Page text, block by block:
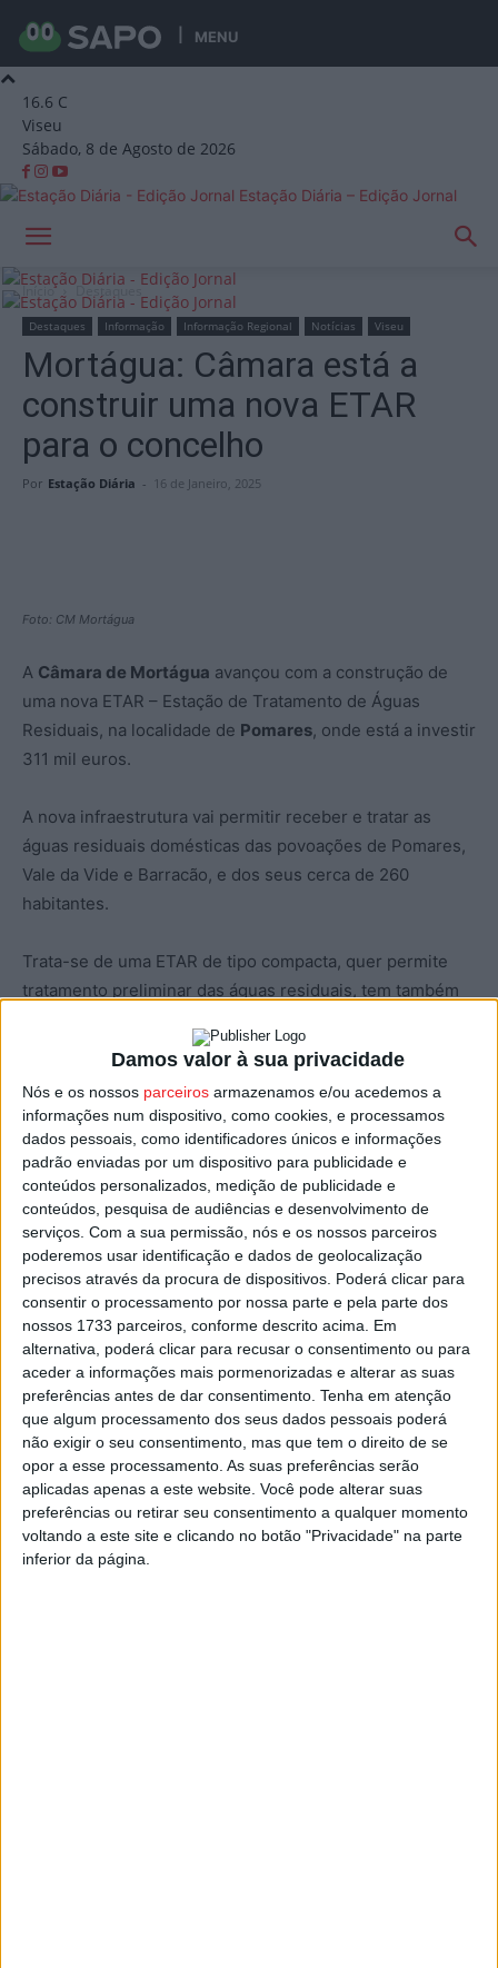
Damos valor à sua privacidade
Nós e os nossos parceiros armazenamos e/ou acedemos a
informações num dispositivo, como cookies, e processamos
dados pessoais, como identificadores únicos e informações
padrão enviadas por um dispositivo para publicidade e
conteúdos personalizados, medição de publicidade e
conteúdos, pesquisa de audiências e desenvolvimento de
serviços. Com a sua permissão, nós e os nossos parceiros
poderemos usar identificação e dados de geolocalização
precisos através da procura de dispositivos. Poderá clicar para
consentir o processamento por nossa parte e pela parte dos
nossos 1733 parceiros, conforme descrito acima. Em
alternativa, poderá clicar para recusar o consentimento ou para
aceder a informações mais pormenorizadas e alterar as suas
preferências antes de dar consentimento. Tenha em atenção
que algum processamento dos seus dados pessoais poderá
não exigir o seu consentimento, mas que tem o direito de se
opor a esse processamento. As suas preferências serão
aplicadas apenas a este website. Você pode alterar suas
preferências ou retirar seu consentimento a qualquer momento
voltando a este site e clicando no botão "Privacidade" na parte
inferior da página.
MENU
16.6 C
Viseu
Sábado, 8 de Agosto de 2026
Estação Diária – Edição Jornal
Início Destaques
Destaques Informação Informação Regional Notícias Viseu
Mortágua: Câmara está a
construir uma nova ETAR
para o concelho
Por Estação Diária - 16 de Janeiro, 2025
Foto: CM Mortágua
A Câmara de Mortágua avançou com a construção de
uma nova ETAR – Estação de Tratamento de Águas
Residuais, na localidade de Pomares, onde está a investir
311 mil euros.
A nova infraestrutura vai permitir receber e tratar as
águas residuais domésticas das povoações de Pomares,
Vale da Vide e Barracão, e dos seus cerca de 260
habitantes.
Trata-se de uma ETAR de tipo compacta, quer permite
tratamento preliminar das águas residuais, tem também
lamas ativadas.
Além desta nova ETAR de Pomares, a Câmara de
Mortágua adianta que prevê ainda investir este ano na
modernização e revitalização da ETAR de Mortágua,
nesta altura já com projeto elaborado e onde está
previsto um investimento a rondar um milhão de euros.
Está ainda prevista a revitalização daETAR do Crafuncho
já adjudicada por 157 mil euros, a construção daETAR de
Sula, com lançamento do concurso previsto este ano, e
intervenções corretivas e de melhoria da eficiência nas
estações de tratamento de água.
Relativamente às redes de drenagem de águas residuais,
a autarquia prevê a execução das redes das povoações
de Santa Cristina, Barracão e Vale da Vide e a ampliação
das redes de drenagem em Felgueira e Almaça.